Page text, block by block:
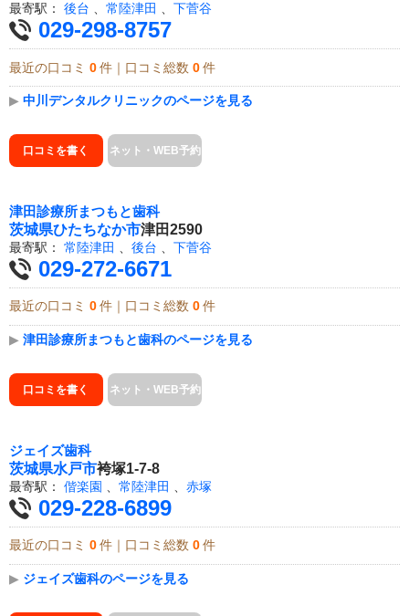
最寄駅： 後台 、 常陸津田 、 下菅谷
029-298-8757
最近の口コミ 0 件｜口コミ総数 0 件
▶ 中川デンタルクリニックのページを見る
口コミを書く ネット・WEB予約
津田診療所まつもと歯科
茨城県ひたちなか市津田2590
最寄駅： 常陸津田 後台 下菅谷
029-272-6671
最近の口コミ 0 件｜口コミ総数 0 件
▶ 津田診療所まつもと歯科のページを見る
口コミを書く ネット・WEB予約
ジェイズ歯科
茨城県水戸市袴塚1-7-8
最寄駅： 偕楽園 常陸津田 赤塚
029-228-6899
最近の口コミ 0 件｜口コミ総数 0 件
▶ ジェイズ歯科のページを見る